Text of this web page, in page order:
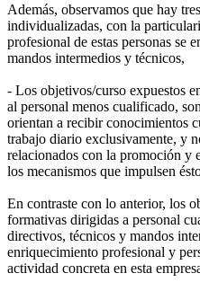
Además, observamos que hay
individualizadas, con la
profesional de estas personas se
mandos intermedios y técnicos,
- Los objetivos/curso expuestos
al personal menos cualificado,
orientan a recibir conocimientos
trabajo diario exclusivamente, y
relacionados con la promoción y
los mecanismos que impulsen
En contraste con lo anterior, los
formativas dirigidas a personal
directivos, técnicos y mandos
enriquecimiento profesional y
actividad concreta en esta